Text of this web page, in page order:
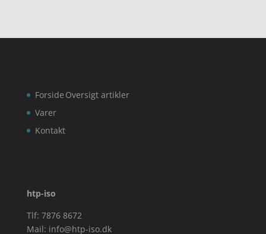
Forside
Varer
Kontakt
Oversigt artikler
htp-iso
Tlf: 7876 8672
Mail: info@htp-iso.dk